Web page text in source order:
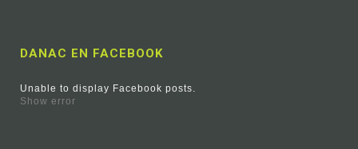
DANAC EN FACEBOOK
Unable to display Facebook posts.
Show error